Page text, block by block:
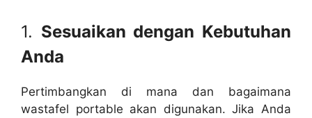
1. Sesuaikan dengan Kebutuhan
Anda
Pertimbangkan di mana dan bagaimana
wastafel portable akan digunakan. Jika Anda